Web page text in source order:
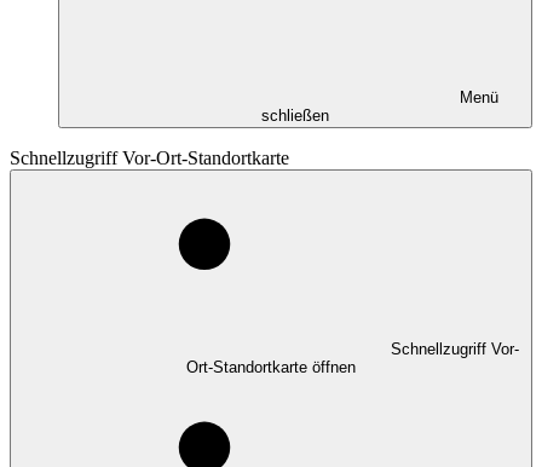
Menü
schließen
Schnellzugriff Vor-Ort-Standortkarte
Schnellzugriff Vor-
Ort-Standortkarte öffnen